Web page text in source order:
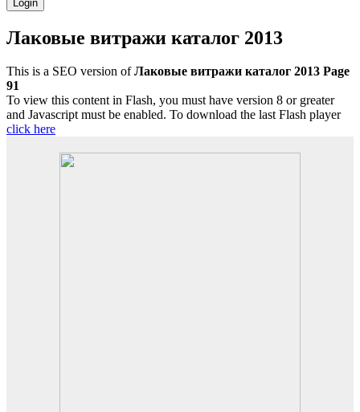
Лаковые витражи каталог 2013
This is a SEO version ofЛаковые витражи каталог 2013 Page
91
To view this content in Flash, you must have version 8 or greater
and Javascript must be enabled. To download the last Flash player
click here